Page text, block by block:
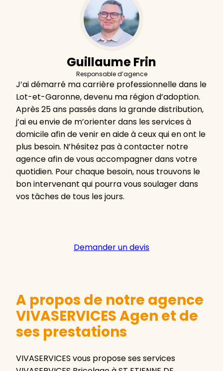
Guillaume Frin
Responsable d’agence
J’ai démarré ma carrière professionnelle dans le
Lot-et-Garonne, devenu ma région d’adoption.
Après 25 ans passés dans la grande distribution,
j’ai eu envie de m’orienter dans les services à
domicile afin de venir en aide à ceux qui en ont le
plus besoin. N’hésitez pas à contacter notre
agence afin de vous accompagner dans votre
quotidien. Pour chaque besoin, nous trouvons le
bon intervenant qui pourra vous soulager dans
vos tâches de tous les jours.
Demander un devis
A propos de notre agence
VIVASERVICES Agen et de
ses prestations
VIVASERVICES vous propose ses services